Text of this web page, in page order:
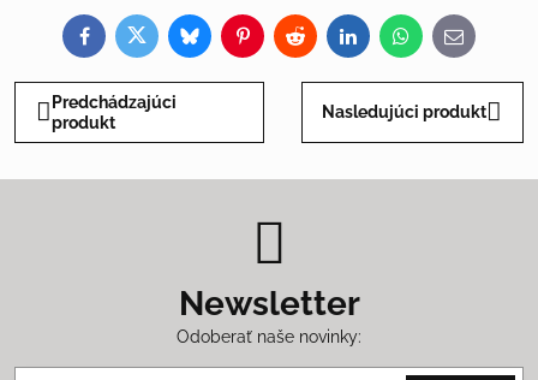
FacebookTwitterBlueskyPinterestRedditLinkedInWhatsApp
E-
mail
Predchádzajúci
produkt
Nasledujúci produkt
Newsletter
Odoberať naše novinky: